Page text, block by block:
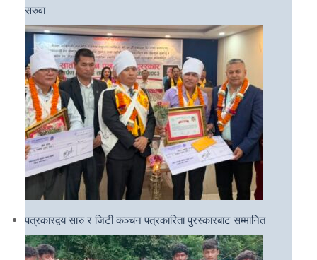
सरुवा
पत्रकारद्वय सारु र जिटी कञ्चन पत्रकारिता पुरस्कारबाट सम्मानित